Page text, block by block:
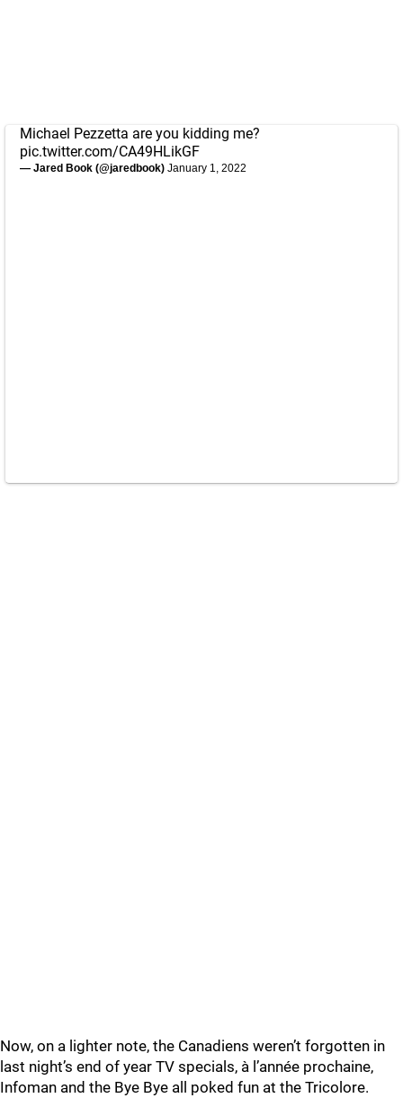
Michael Pezzetta are you kidding me?
pic.twitter.com/CA49HLikGF
— Jared Book (@jaredbook) January 1, 2022
Now, on a lighter note, the Canadiens weren’t forgotten in
last night’s end of year TV specials, à l’année prochaine,
Infoman and the Bye Bye all poked fun at the Tricolore.